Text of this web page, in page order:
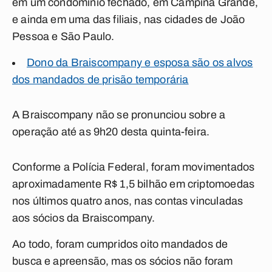
em um condomínio fechado, em Campina Grande,
e ainda em uma das filiais, nas cidades de João
Pessoa e São Paulo.
Dono da Braiscompany e esposa são os alvos
dos mandados de prisão temporária
A Braiscompany não se pronunciou sobre a
operação até as 9h20 desta quinta-feira.
Conforme a Polícia Federal, foram movimentados
aproximadamente R$ 1,5 bilhão em criptomoedas
nos últimos quatro anos, nas contas vinculadas
aos sócios da Braiscompany.
Ao todo, foram cumpridos oito mandados de
busca e apreensão, mas os sócios não foram